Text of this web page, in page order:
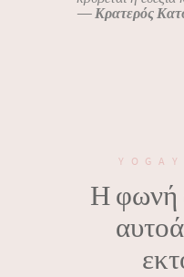
—Κρατερός
Η φωνή